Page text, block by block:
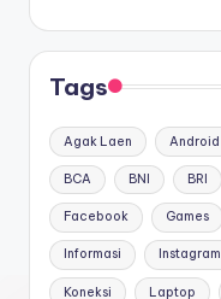
Tags
Agak Laen Android
BCA BNI BRI
Facebook Games
Informasi Instagram
Koneksi Laptop